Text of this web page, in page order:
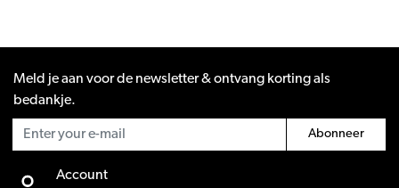
Meld je aan voor de newsletter & ontvang korting als
bedankje.
Abonneer
Account